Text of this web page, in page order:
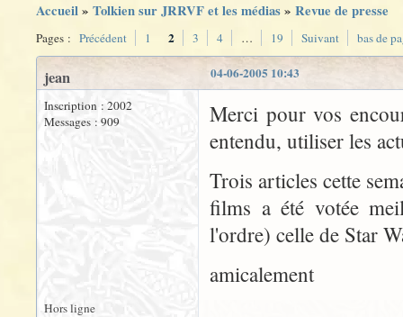
Accueil» Tolkien sur JRRVF et les médias» Revue de presse
Pages : Précédent 1 2 3 4 … 19 Suivant bas de
04-06-2005 10:43
jean
Inscription : 2002
Messages : 909
Merci pour vos
entendu, utiliser les
Trois articles cette
films a été votée
l'ordre) celle de Star
amicalement
Hors ligne